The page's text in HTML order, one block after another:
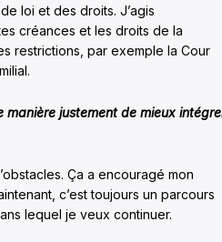
loi et des droits. J’agis
créances et les droits de la
restrictions, par exemple la Cour
manière justement de mieux
Ça a encouragé mon
c’est toujours un parcours
lequel je veux continuer.